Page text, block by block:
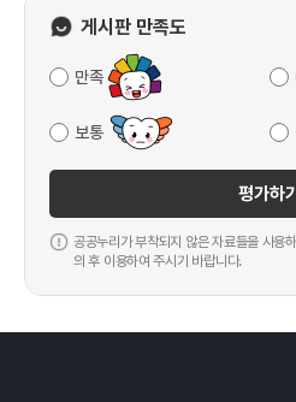
게시판 만족도
만족
보통
평가하기
공공누리가 부착되지 않은 자료들을 사용
의 후 이용하여 주시기 바랍니다.